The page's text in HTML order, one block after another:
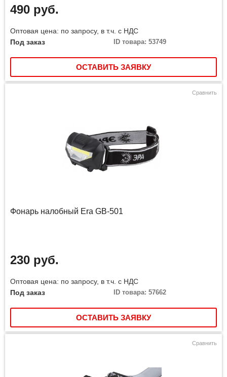
490 руб.
Оптовая цена: по запросу, в т.ч. с НДС
Под заказ
ID товара: 53749
ОСТАВИТЬ ЗАЯВКУ
Сравнить
Фонарь налобный Era GB-501
230 руб.
Оптовая цена: по запросу, в т.ч. с НДС
Под заказ
ID товара: 57662
ОСТАВИТЬ ЗАЯВКУ
Сравнить